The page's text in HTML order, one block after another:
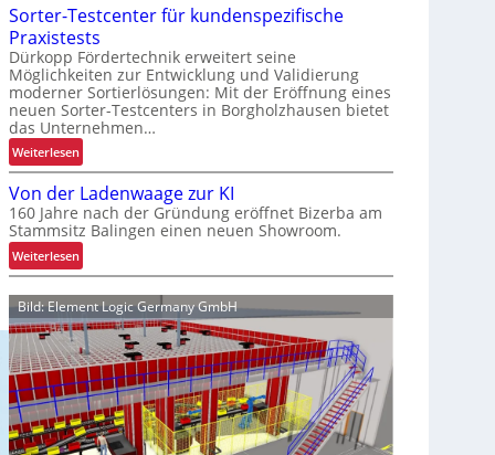
r
t
e
r
P
a
l
e
t
t
e
n
w
c
h
s
e
l
r
b
e
s
s
e
r
t
e
K
u
n
d
e
n
e
r
l
e
b
Sorter-Testcenter für kundenspezifische
Praxistests
Dürkopp Fördertechnik erweitert seine
Möglichkeiten zur Entwicklung und Validierung
moderner Sortierlösungen: Mit der Eröffnung eines
neuen Sorter-Testcenters in Borgholzhausen bietet
das Unternehmen…
Weiterlesen:
S
t
e
r
-
T
e
s
t
c
e
n
Von der Ladenwaage zur KI
160 Jahre nach der Gründung eröffnet Bizerba am
Stammsitz Balingen einen neuen Showroom.
Weiterlesen:
V
o
n
d
e
r
L
a
d
Bild: Element Logic Germany GmbH